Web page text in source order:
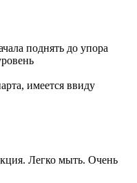
поднять до упора
имеется ввиду
Легко мыть. Очень